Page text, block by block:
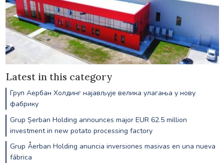
Latest in this category
Груп Аербан Холдинг најављује велика улагања у нову
фабрику
Grup Șerban Holding announces major EUR 62.5 million
investment in new potato processing factory
Grup Åerban Holding anuncia inversiones masivas en una nueva
fábrica